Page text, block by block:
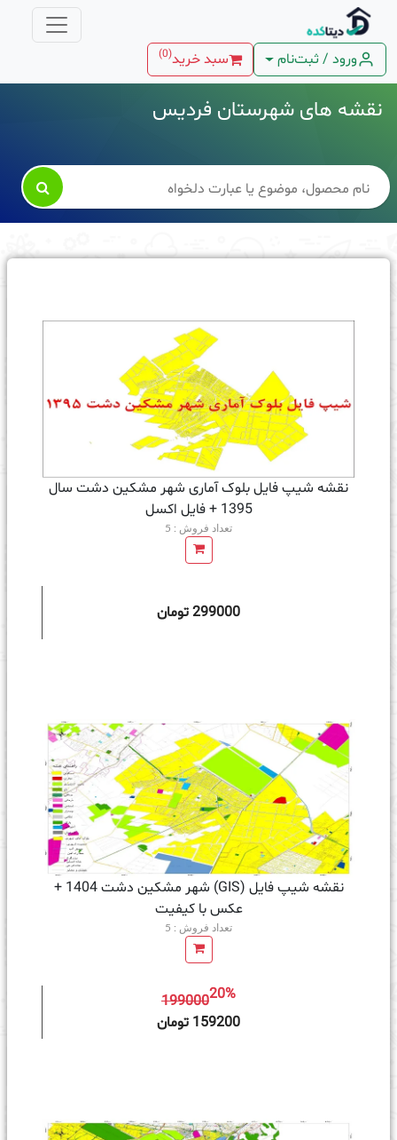
ورود / ثبت‌نام سبد خرید(
0
)
نقشه های شهرستان فردیس

نقشه شیپ فایل بلوک آماری شهر مشکین دشت سال
1395 + فايل اكسل
تعداد فروش : 5
299000 تومان
نقشه شیپ فایل (GIS) شهر مشکین دشت 1404 +
عکس با کیفیت
تعداد فروش : 5
19900020%
159200 تومان